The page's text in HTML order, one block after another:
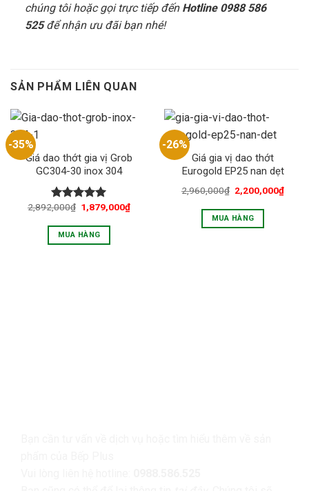
chúng tôi hoặc gọi trực tiếp đến Hotline 0988 586
525để nhận ưu đãi bạn nhé!
SẢN PHẨM LIÊN QUAN
-35%
Giá dao thớt gia vị Grob
GC304-30 inox 304
Được xếp
5 sao
2,892,000₫ 1,879,000₫
MUA HÀNG
-26%
Giá gia vị dao thớt
Eurogold EP25 nan dẹt
2,960,000₫ 2,200,000₫
MUA HÀNG